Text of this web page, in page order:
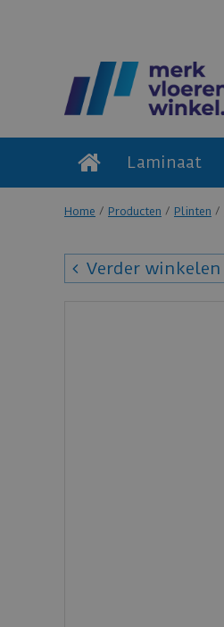
Home Producten Plinten
Laminaat
Verder winkelen